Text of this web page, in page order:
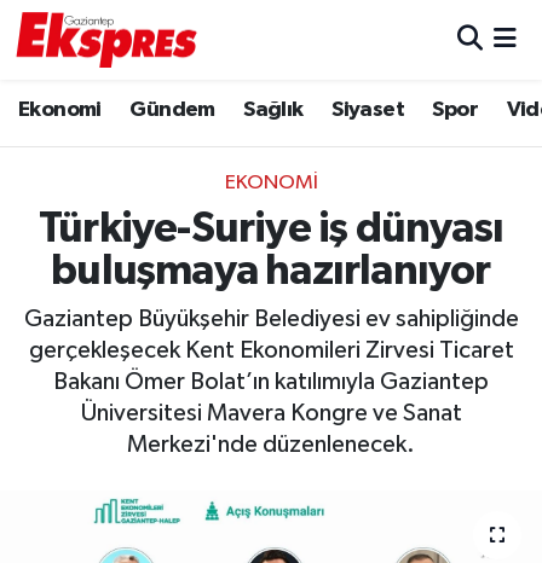
Ekonomi Gündem Sağlık Siyaset Spor
EKONOMI
Türkiye-Suriye iş dünyası
buluşmaya hazırlanıyor
Gaziantep Büyükşehir Belediyesi ev sahipliğinde
gerçekleşecek Kent Ekonomileri Zirvesi Ticaret
Bakanı Ömer Bolat’ın katılımıyla Gaziantep
Üniversitesi Mavera Kongre ve Sanat
Merkezi'nde düzenlenecek.
Ekonomi
Gaziantep son dakika
Genel
Gündem
Haberler
Magazin
Trafik Durumu
Puan Durumu ve Fikstür
Tüm Manşetler
Son Dakika Haberleri
Haber Arşivi